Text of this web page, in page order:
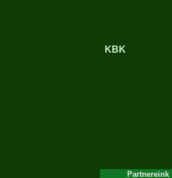
KBK
Partnereink